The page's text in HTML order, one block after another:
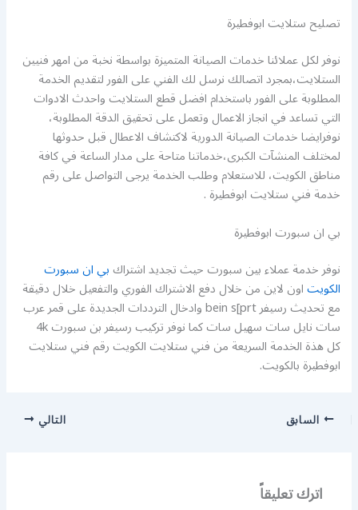
تصليح ستلايت ابوفطيرة
نوفر لكل عملائنا خدمات الصيانة المتميزة بواسطة نخبة من امهر فنيين
الستلايت،بمجرد اتصالك نرسل لك الفني على الفور لتقديم الخدمة
المطلوبة على الفور باستخدام افضل قطع الستلايت واحدث الادوات
التي تساعد في انجاز الاعمال وتعمل على تحقيق الدقة المطلوبة،
نوفرايضا خدمات الصيانة الدورية لاكتشاف الاعطال قبل حدوثها
لمختلف المنشآت الكبرى،خدماتنا متاحة على مدار الساعة في كافة
مناطق الكويت، للاستعلام وطلب الخدمة يرجى التواصل على رقم
خدمة فني ستلايت ابوفطيرة .
بي ان سبورت ابوفطيرة
نوفر خدمة عملاء بين سبورت حيث تجديد اشتراكبي ان سبورت
الكويتاون لاين من خلال دفع الاشتراك الفوري والتفعيل خلال دقيقة
مع تحديث رسيفر bein s[prt وادخال الترددات الجديدة على قمر عرب
سات نايل سات سهيل سات كما نوفر تركيب رسيفر بن سبورت 4k
كل هذة الخدمة السريعة من فني ستلايت الكويت رقم فني ستلايت
ابوفطيرة بالكويت.
السابق التالي
اترك تعليقاً